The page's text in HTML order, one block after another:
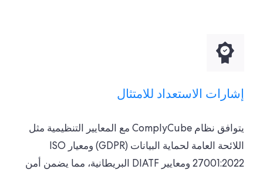
إشارات الاستعداد للامتثال
يتوافق نظام ComplyCube مع المعايير التنظيمية مثل
اللائحة العامة لحماية البيانات (GDPR) ومعيار ISO
27001:2022 ومعايير DIATF البريطانية، مما يضمن أمن